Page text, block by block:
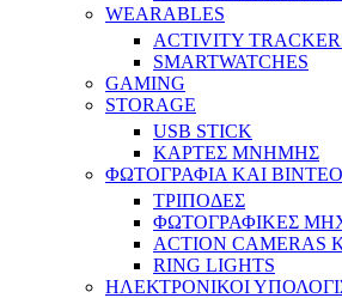
WEARABLES
ACTIVITY
SMARTWATCHES
GAMING
STORAGE
USB STICK
ΚΑΡΤΕΣ ΜΝΗΜΗΣ
ΦΩΤΟΓΡΑΦΙΑ ΚΑΙ ΒΙΝΤΕΟ
ΤΡΙΠΟΔΕΣ
ΦΩΤΟΓΡΑΦΙΚΕΣ
ACTION CAMERAS
RING LIGHTS
ΗΛΕΚΤΡΟΝΙΚΟΙ